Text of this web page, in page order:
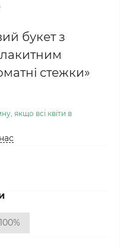
букет з
стежки»
якщо всі квіти в